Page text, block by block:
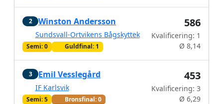
2 Winston Andersson
Sundsvall-Ortvikens Bågskyttek
Semi: 0 Guldfinal: 1
586
Kvalificering: 1
Ø 8,14
3 Emil Vesslegård
IF Karlsvik
Semi: 5 Bronsfinal: 0
453
Kvalificering: 3
Ø 6,29